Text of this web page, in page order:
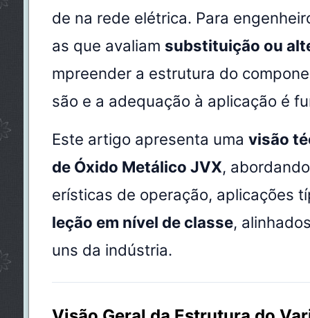
de na rede elétrica. Para
as que avaliam substituição ou
mpreender a estrutura do
são e a adequação à aplicação é
Este artigo apresenta uma visão
de Óxido Metálico JVX,
erísticas de operação, aplicações
leção em nível de classe,
uns da indústria.